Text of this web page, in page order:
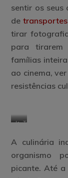
sentir os seus
de
tirar
para tirarem
famílias
ao cinema,
resistências
JamaTemplo
Lotus
A culinária
organismo
picante. Até